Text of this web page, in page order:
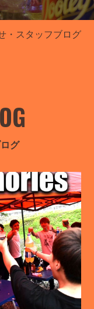
・スタッフブログ
グ